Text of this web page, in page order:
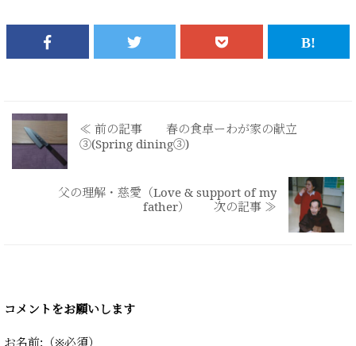
≪ 前の記事 春の食卓ーわが家の献立
③(Spring dining③)
父の理解・慈愛（Love & support of my
father） 次の記事 ≫
コメントをお願いします
お名前:（※必須）